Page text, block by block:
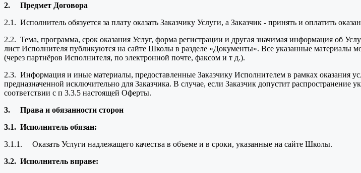
2. Предмет Договора
2.1. Исполнитель обязуется за плату оказать Заказчику Услуги, а Заказчик - принять и оплатить
2.2. Тема, программа, срок оказания Услуг, форма регистрации и другая значимая информация об
лист Исполнителя публикуются на сайте Школы в разделе «Документы». Все указанные материалы
(через партнёров Исполнителя, по электронной почте, факсом и т д.).
2.3. Информация и иные материалы, предоставленные Заказчику Исполнителем в рамках оказания
предназначенной исключительно для Заказчика. В случае, если Заказчик допустит
соответствии с п 3.3.5 настоящей Оферты.
3. Права и обязанности сторон
3.1. Исполнитель обязан:
3.1.1. Оказать Услуги надлежащего качества в объеме и в сроки, указанные на сайте Школы.
3.2. Исполнитель вправе: